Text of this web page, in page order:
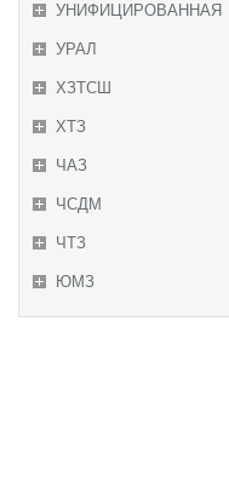
УНИФИЦИРОВАННАЯ
УРАЛ
ХЗТСШ
ХТЗ
ЧАЗ
ЧСДМ
ЧТЗ
ЮМЗ